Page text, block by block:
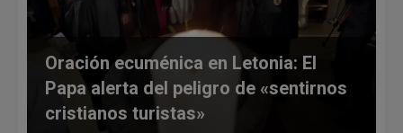
Oración ecuménica en Letonia: El
Papa alerta del peligro de «sentirnos
cristianos turistas»